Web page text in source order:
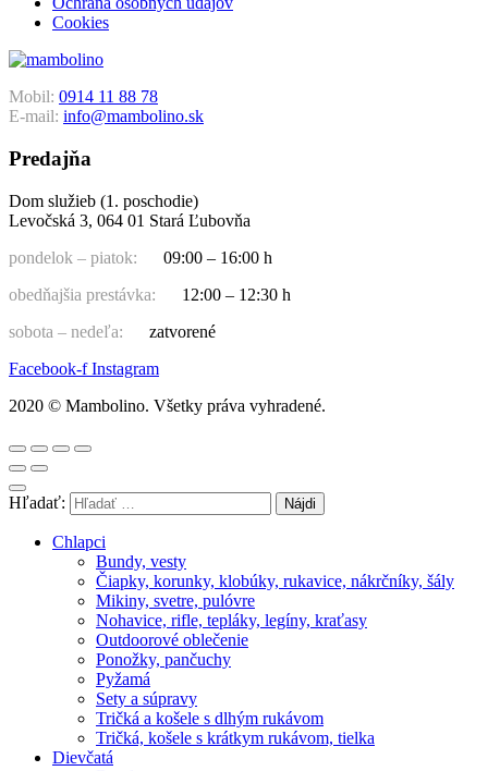
Cookies
Mobil: 0914 11 88 78
E-mail: info@mambolino.sk
Predajňa
Dom služieb (1. poschodie)
Levočská 3, 064 01 Stará Ľubovňa
pondelok – piatok:
09:00 – 16:00 h
obedňajšia prestávka:
12:00 – 12:30 h
sobota – nedeľa:
zatvorené
Facebook-f Instagram
2020 © Mambolino. Všetky práva vyhradené.
Hľadať:
Chlapci
Bundy, vesty
Čiapky, korunky, klobúky, rukavice, nákrčníky, šály
Mikiny, svetre, pulóvre
Nohavice, rifle, tepláky, legíny, kraťasy
Outdoorové oblečenie
Ponožky, pančuchy
Pyžamá
Sety a súpravy
Tričká a košele s dlhým rukávom
Tričká, košele s krátkym rukávom, tielka
Dievčatá